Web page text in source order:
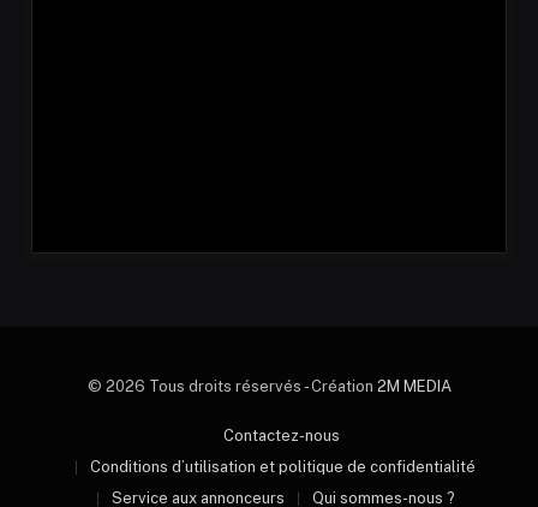
© 2026 Tous droits réservés - Création 2M MEDIA
Contactez-nous
Conditions d’utilisation et politique de confidentialité
Service aux annonceurs
Qui sommes-nous ?